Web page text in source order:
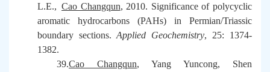
L.E., Cao Changqun, 2010. Significance of polycyclic
aromatic hydrocarbons (PAHs) in Permian/Triassic
boundary sections. Applied Geochemistry, 25: 1374-
1382.
39.Cao Changqun, Yang Yuncong, Shen